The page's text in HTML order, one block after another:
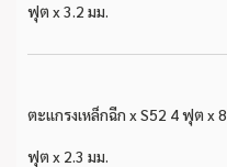
ฟุต x 3.2 มม.
ตะแกรงเหล็กฉีก x S52 4 ฟุต x 8
ฟุต x 2.3 มม.